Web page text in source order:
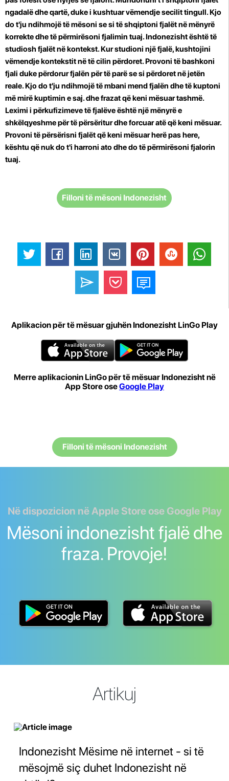
ngadalë dhe qartë, duke i kushtuar vëmendje secilit tingull. Kjo
do t'ju ndihmojë të mësoni se si të shqiptoni fjalët në mënyrë
korrekte dhe të përmirësoni fjalimin tuaj. Indonezisht është të
studiosh fjalët në kontekst. Kur studioni një fjalë, kushtojini
vëmendje kontekstit në të cilin përdoret. Provoni të bashkoni
fjali duke përdorur fjalën për të parë se si përdoret në jetën
reale. Kjo do t'ju ndihmojë të mbani mend fjalën dhe të kuptoni
më mirë kuptimin e saj. dhe frazat që keni mësuar tashmë.
Leximi i përkufizimeve të fjalëve është një mënyrë e
shkëlqyeshme për të përsëritur dhe forcuar atë që keni mësuar.
Provoni të përsërisni fjalët që keni mësuar herë pas here,
kështu që nuk do t'i harroni ato dhe do të përmirësoni fjalorin
tuaj.
Filloni të mësoni Indonezisht
Aplikacion për të mësuar gjuhën Indonezisht LinGo Play
Merre aplikacionin LinGo për të mësuar Indonezisht në
App Store oseGoogle Play
Filloni të mësoni Indonezisht
Në dispozicion në Apple Store ose Google Play
Mësoni indonezisht fjalë dhe
fraza. Provoje!
Artikuj
Indonezisht Mësime në internet - si të
mësojmë siç duhet Indonezisht në